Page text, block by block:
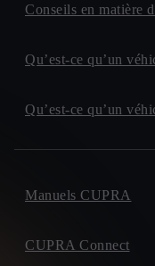
Conseils en matière
Qu’est-ce qu’un
Qu’est-ce qu’un
Manuels CUPRA
CUPRA Connect